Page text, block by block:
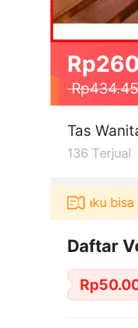
Tas
136 Terjual
Akulaku bisa
Daftar